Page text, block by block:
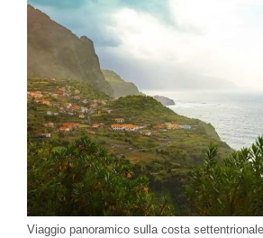
Viaggio panoramico sulla costa